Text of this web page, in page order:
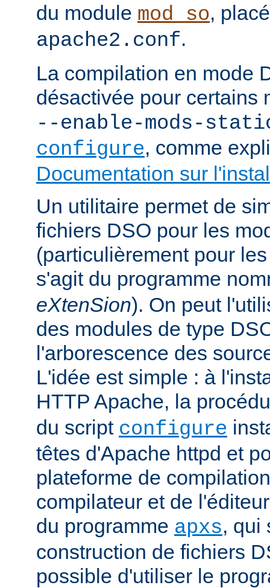
du module mod_so,
apache2.conf.
La compilation en mode
désactivée pour certains
--enable-mods-
configure, comme
Documentation sur
Un utilitaire permet de
fichiers DSO pour les
(particulièrement pour
s'agit du programme
eXtenSion). On peut
des modules de type
l'arborescence des
L'idée est simple : à
HTTP Apache, la
du script configure
têtes d'Apache httpd et
plateforme de
compilateur et de
du programme apxs, qui
construction de fichiers
possible d'utiliser le